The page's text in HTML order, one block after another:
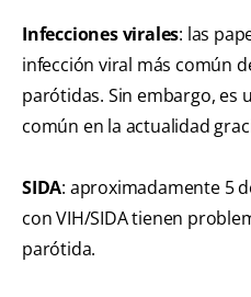
Infecciones virales: las
infección viral más común
parótidas. Sin embargo, es
común en la actualidad
SIDA: aproximadamente 5
con VIH/SIDA tienen
parótida.